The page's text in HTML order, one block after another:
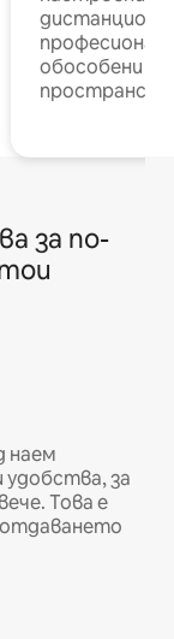
обособени
за по-
наем
за
Това е